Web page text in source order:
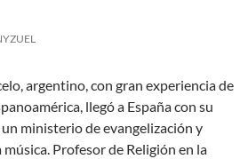
argentino, con gran experiencia de
llegó a España con su
ministerio de evangelización y
Profesor de Religión en la